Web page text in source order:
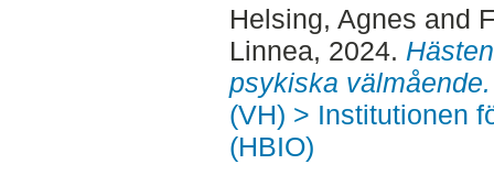
Helsing, Agnes and
Linnea, 2024.
psykiska välmående.
(VH) > Institutionen
(HBIO)